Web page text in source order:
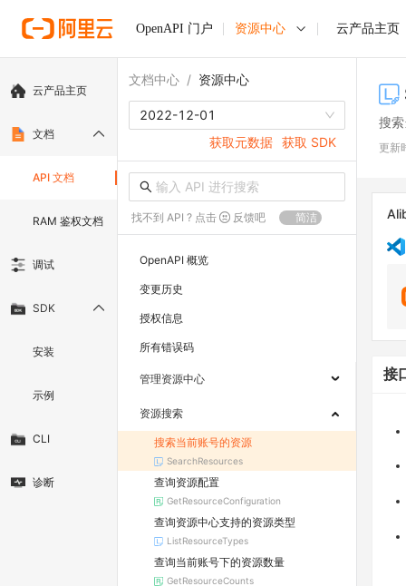
OpenAPI 门户 资源中心 云产品主页
云产品主页
文档
API 文档
RAM 鉴权文档
调试
SDK
安装
示例
CLI
诊断
文档中心 / 资源中心
2022-12-01
获取元数据 获取 SDK
找不到 API ? 点击 反馈吧 简洁
OpenAPI 概览
变更历史
授权信息
所有错误码
管理资源中心
资源搜索
搜索当前账号的资源
SearchResources
查询资源配置
GetResourceConfiguration
查询资源中心支持的资源类型
ListResourceTypes
查询当前账号下的资源数量
GetResourceCounts
搜
更新
接